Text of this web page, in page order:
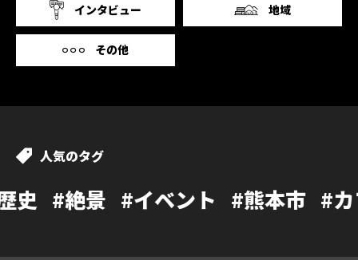
インタビュー 地域
その他
人気のタグ
#イベント #熊本市 #カフェ #温